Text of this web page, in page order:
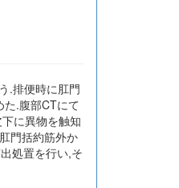
.排便時に肛門
た.腹部CTにて
に異物を触知
門括約筋外か
処置を行い,そ